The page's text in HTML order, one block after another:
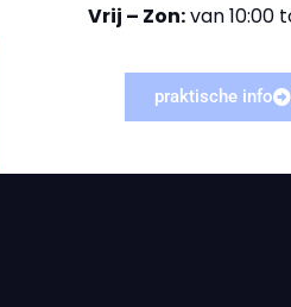
Vrij – Zon:van 10:00
praktische info